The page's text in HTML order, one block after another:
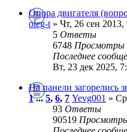
Опора двигателя
oleg-t » Чт, 26 сен 2013,
5 Ответы
6748 Просмотры
Последнее
Вт, 23 дек 2025,
На панели загорелись
1...5, 6, 7 Yevg001 »
93 Ответы
90519